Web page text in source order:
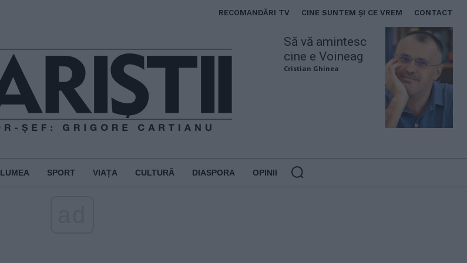
RECOMANDĂRI TV CINE SUNTEM ȘI CE VREM CONTACT
Să vă amintesc
cine e Voineag
Cristian Ghinea
LUMEA SPORT VIAȚA CULTURĂ DIASPORA OPINII